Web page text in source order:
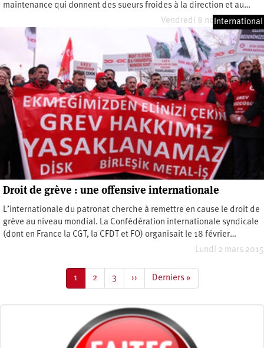
maintenance qui donnent des sueurs froides à la direction et au…
Vendredi 8 novembre 2019
International
Droit de grève : une offensive internationale
L’internationale du patronat cherche à remettre en cause le droit de
grève au niveau mondial. La Confédération internationale syndicale
(dont en France la CGT, la CFDT et FO) organisait le 18 février…
Lundi 2 mars 2015
Page
courante
1 Page
2 Page
3
Page
suivante
››
Dernière
page
Derniers »